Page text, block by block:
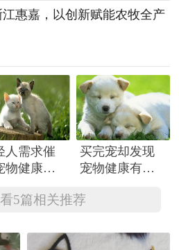
惠嘉，以创新赋能农牧全产
人需求催
物健康养
解
买完宠却发现
宠物健康有问
退换
5篇相关推荐